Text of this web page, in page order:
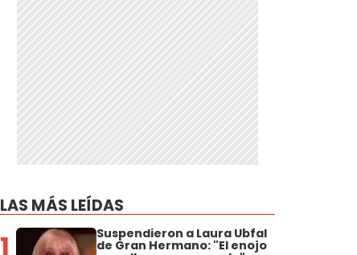
LAS MÁS LEÍDAS
1 Suspendieron a Laura Ubfal
de Gran Hermano: "El enojo